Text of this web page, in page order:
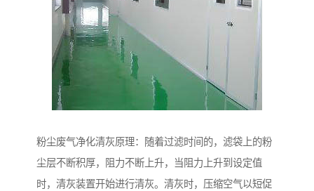
粉尘废气净化清灰原理：随着过滤时间的，滤袋上的粉
尘层不断积厚，阻力不断上升，当阻力上升到设定值
时，清灰装置开始进行清灰。清灰时，压缩空气以短促